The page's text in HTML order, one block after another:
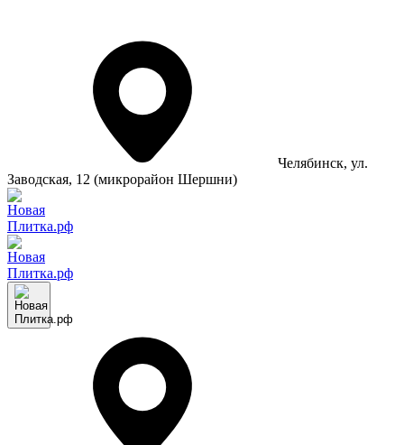
Челябинск, ул.
Заводская, 12 (микрорайон Шершни)